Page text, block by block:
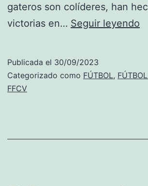
gateros son colíderes, han
victorias en… Seguir leyendo
Publicada el 30/09/2023
Categorizado como FÚTBOL, FÚTBOL
FFCV